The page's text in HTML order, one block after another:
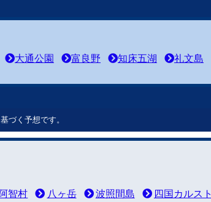
大通公園 富良野 知床五湖 礼文島
づく予想です。
阿智村 八ヶ岳 波照間島 四国カルスト